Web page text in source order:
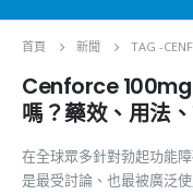
首頁 新聞 TAG -
Cenforce 100mg
嗎？藥效、用法
在全球眾多針對勃起功能
是最受討論、也最被廣泛